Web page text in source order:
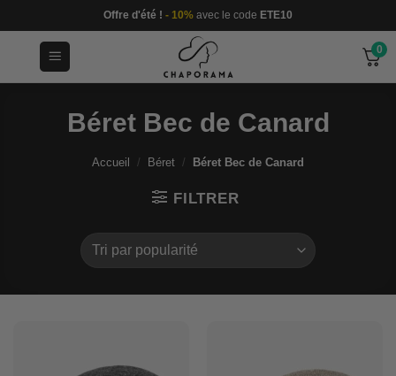
au
contenu
Offre d'été ! - 10% avec le code ETE10
0
Béret Bec de Canard
Accueil / Béret / Béret Bec de Canard
FILTRER